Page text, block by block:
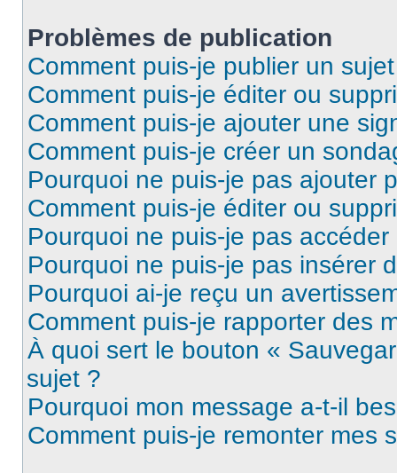
Problèmes de publication
Comment puis-je publier un
Comment puis-je éditer ou
Comment puis-je ajouter une
Comment puis-je créer un
Pourquoi ne puis-je pas ajouter
Comment puis-je éditer ou
Pourquoi ne puis-je pas
Pourquoi ne puis-je pas insérer
Pourquoi ai-je reçu un
Comment puis-je rapporter des
À quoi sert le bouton «
sujet ?
Pourquoi mon message a-t-il
Comment puis-je remonter mes